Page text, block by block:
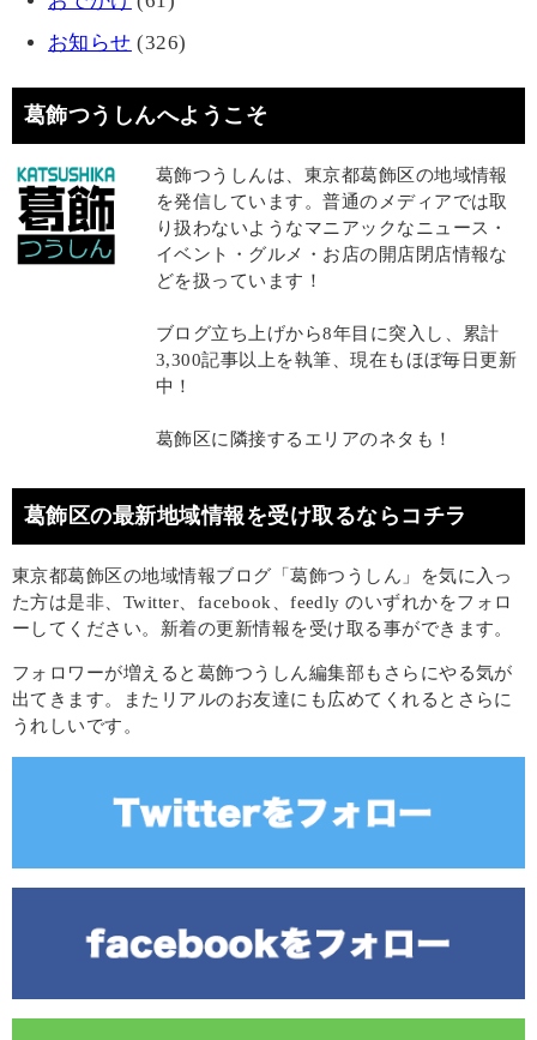
お知らせ (326)
葛飾つうしんへようこそ
葛飾つうしんは、東京都葛飾区の地域情報
を発信しています。普通のメディアでは取
り扱わないようなマニアックなニュース・
イベント・グルメ・お店の開店閉店情報な
どを扱っています！
ブログ立ち上げから8年目に突入し、累計
3,300記事以上を執筆、現在もほぼ毎日更新
中！
葛飾区に隣接するエリアのネタも！
葛飾区の最新地域情報を受け取るならコチラ
東京都葛飾区の地域情報ブログ「葛飾つうしん」を気に入っ
た方は是非、Twitter、facebook、feedly のいずれかをフォロ
ーしてください。新着の更新情報を受け取る事ができます。
フォロワーが増えると葛飾つうしん編集部もさらにやる気が
出てきます。またリアルのお友達にも広めてくれるとさらに
うれしいです。